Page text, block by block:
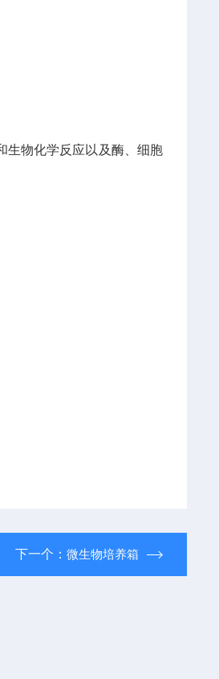
生物化学反应以及酶、细胞
下一个： 微生物培养箱